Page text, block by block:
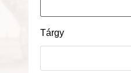
Tárgy